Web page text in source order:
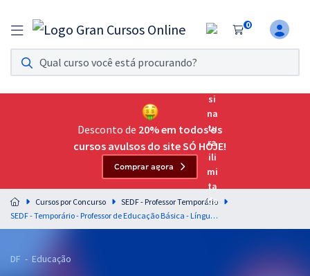
0
Assinatura Ilimitada 11
Acesso a todos os cursos. Teste grátis por 7 dias!
Assinatura OAB Até Passar
Acesso ilimitado a toda preparação para o Exame da
Residências Multiprofissionais
Preparação completa e intensiva para as principais
residências em saúde do Brasil
Desconto de 20% em todos os
cursos avulsos do site SÓ HOJE!
Comprar agora
Cursos por Concurso
SEDF - Professor Temporário
SEDF - Temporário - Professor de Educação Básica - Língua Portuguesa para Todos os Cargos - Professores: Elias Santana e Tereza Cavalcanti
DF - Educação